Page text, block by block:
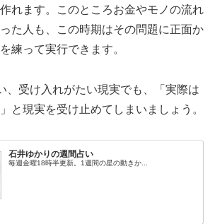
れます。このところお金やモノの流れ
た人も、この時期はその問題に正面か
練って実行できます。
受け入れがたい現実でも、「実際は
と現実を受け止めてしまいましょう。
石井ゆかりの週間占い
毎週金曜18時半更新。1週間の星の動きか...